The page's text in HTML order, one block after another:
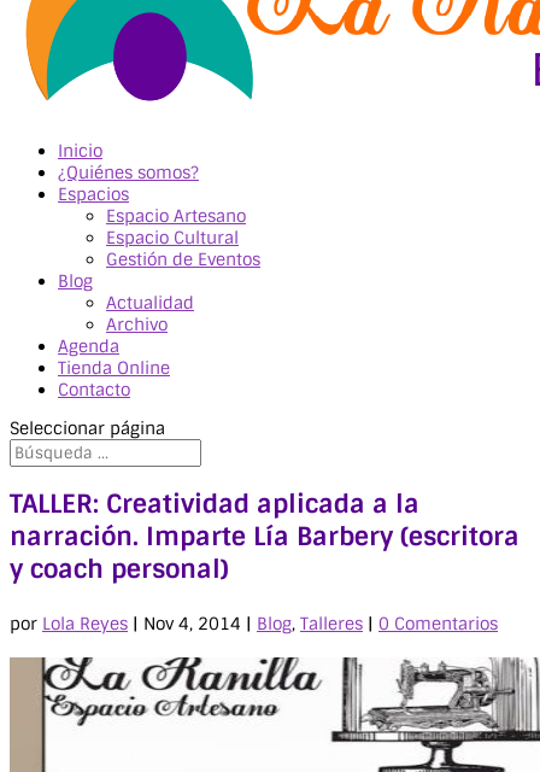
Inicio
¿Quiénes somos?
Espacios
Espacio Artesano
Espacio Cultural
Gestión de Eventos
Blog
Actualidad
Archivo
Agenda
Tienda Online
Contacto
Seleccionar página
TALLER: Creatividad aplicada a la
narración. Imparte Lía Barbery (escritora
y coach personal)
por Lola Reyes | Nov 4, 2014 | Blog, Talleres | 0 Comentarios